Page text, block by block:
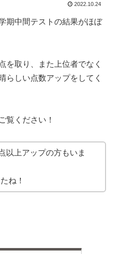
2022.10.24
期中間テストの結果がほぼ
を取り、また上位者でなく
らしい点数アップをしてく
覧ください！
以上アップの方もいま
ね！